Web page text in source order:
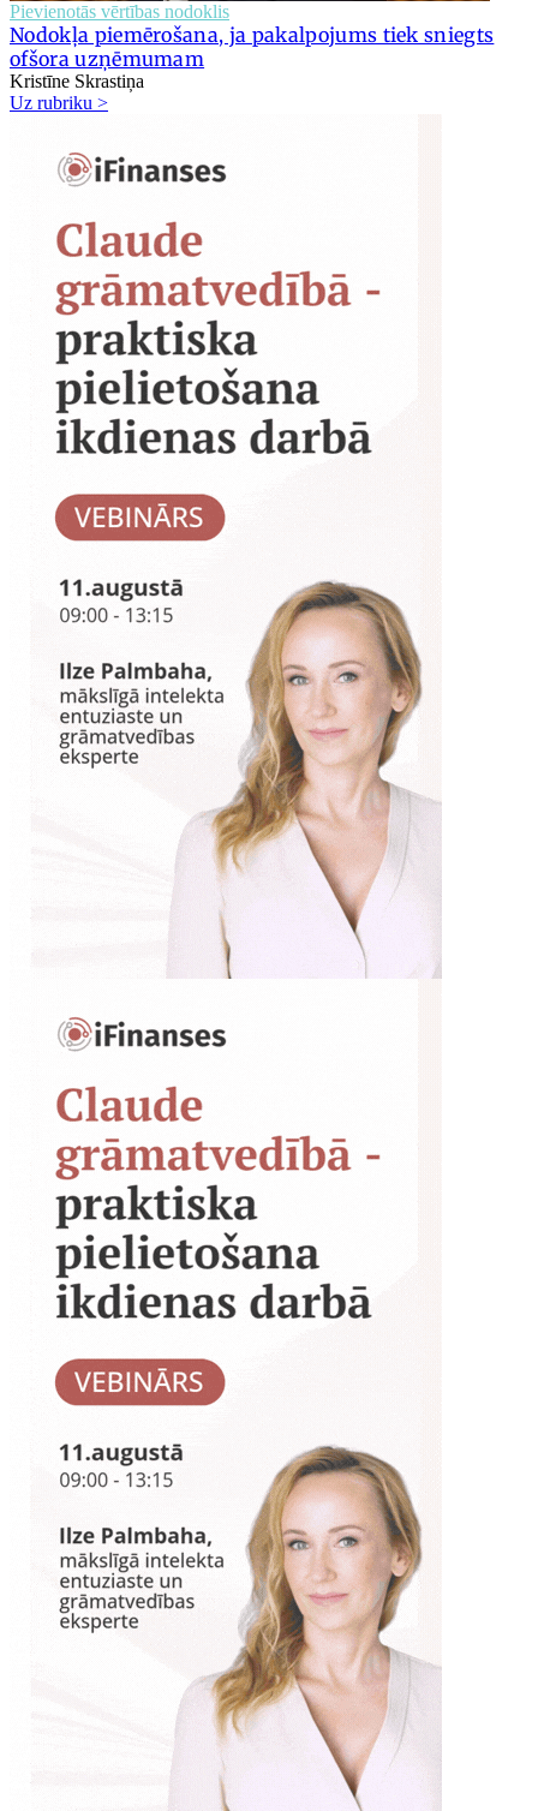
Pievienotās vērtības nodoklis
Nodokļa piemērošana, ja pakalpojums tiek sniegts
ofšora uzņēmumam
Kristīne Skrastiņa
Uz rubriku >